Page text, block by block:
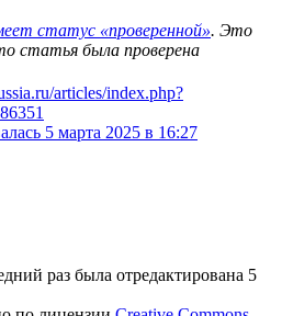
статус «проверенной». Это
статья была проверена
articles/index.php?
5 марта 2025 в 16:27
раз была отредактирована 5